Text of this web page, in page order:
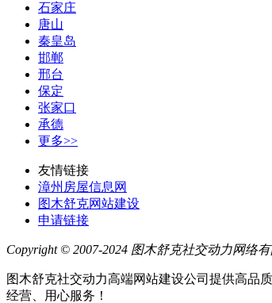
石家庄
唐山
秦皇岛
邯郸
邢台
保定
张家口
承德
更多>>
友情链接
漳州房屋信息网
图木舒克网站建设
申请链接
Copyright © 2007-2024 图木舒克社交动力网络
图木舒克社交动力高端网站建设公司提供高品
经营、用心服务！